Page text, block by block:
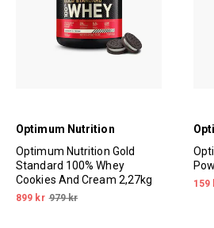
Optimum Nutrition
Optimum Nutrition Gold
Standard 100% Whey
Cookies And Cream 2,27kg
899 kr 979 kr
159